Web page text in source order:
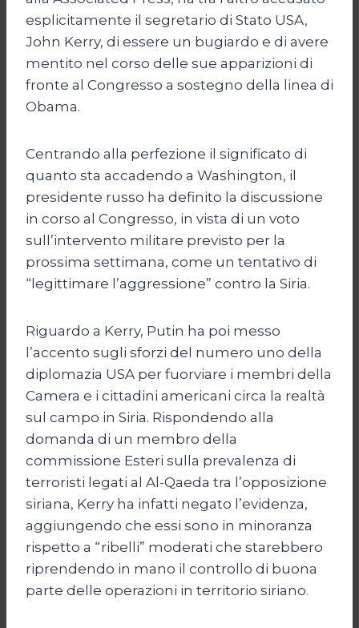
esplicitamente il segretario di Stato USA,
John Kerry, di essere un bugiardo e di avere
mentito nel corso delle sue apparizioni di
fronte al Congresso a sostegno della linea di
Obama.
Centrando alla perfezione il significato di
quanto sta accadendo a Washington, il
presidente russo ha definito la discussione
in corso al Congresso, in vista di un voto
sull’intervento militare previsto per la
prossima settimana, come un tentativo di
“legittimare l’aggressione” contro la Siria.
Riguardo a Kerry, Putin ha poi messo
l’accento sugli sforzi del numero uno della
diplomazia USA per fuorviare i membri della
Camera e i cittadini americani circa la realtà
sul campo in Siria. Rispondendo alla
domanda di un membro della
commissione Esteri sulla prevalenza di
terroristi legati al Al-Qaeda tra l’opposizione
siriana, Kerry ha infatti negato l’evidenza,
aggiungendo che essi sono in minoranza
rispetto a “ribelli” moderati che starebbero
riprendendo in mano il controllo di buona
parte delle operazioni in territorio siriano.